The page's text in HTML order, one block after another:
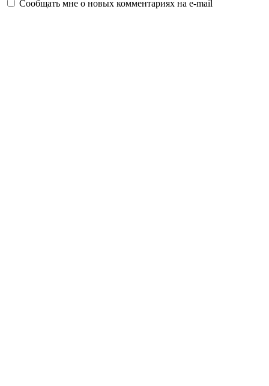
Сообщать мне о новых комментариях на e-mail